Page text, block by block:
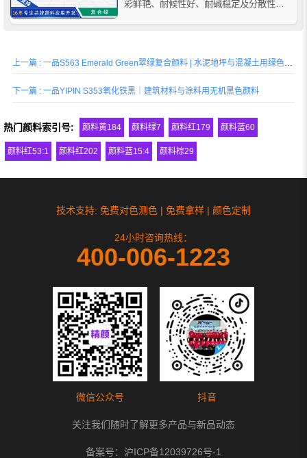
彩鲜艳、耐候性好、耐碱稳定及分散性优
提供稳定自然的绿色着色效果。
上一篇 : 一品S563 Emerald Green翠绿复合颜料 | 水泥地坪与混凝土用绿色建筑颜料
下一篇 : 一品YIPIN S353氧化铁黑｜建筑材料与涂料用无机黑色颜料
热门颜料索引号: 颜料黄184 颜料绿7 颜料红179 颜料蓝60
颜料红53:1 颜料红202 颜料蓝15:4 颜料棕29
技术支持: 免费对色测色 | 免费拿样 | 颜色定制
24小时咨询热线：
400-006-1223
微信公众号 抖音
关注我们随时了解更多产品与新品动态
备案号： 沪ICP备12039726号-1